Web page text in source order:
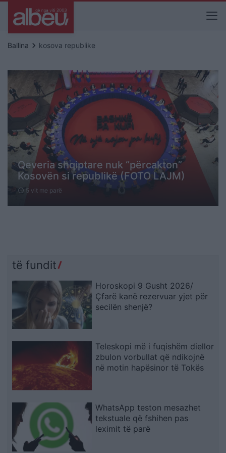
Ballina keyboard_arrow_right kosova republike
Qeveria shqiptare nuk “përcakton”
Kosovën si republikë (FOTO LAJM)
schedule 5 vit me parë
të fundit
Horoskopi 9 Gusht 2026/
Çfarë kanë rezervuar yjet për
secilën shenjë?
Teleskopi më i fuqishëm diellor
zbulon vorbullat që ndikojnë
në motin hapësinor të Tokës
WhatsApp teston mesazhet
tekstuale që fshihen pas
leximit të parë